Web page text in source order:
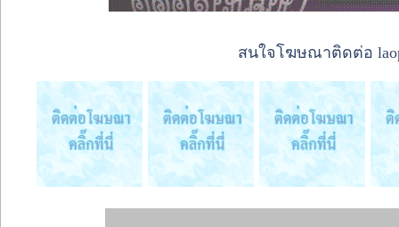
สนใจโฆษณาติดต่อ